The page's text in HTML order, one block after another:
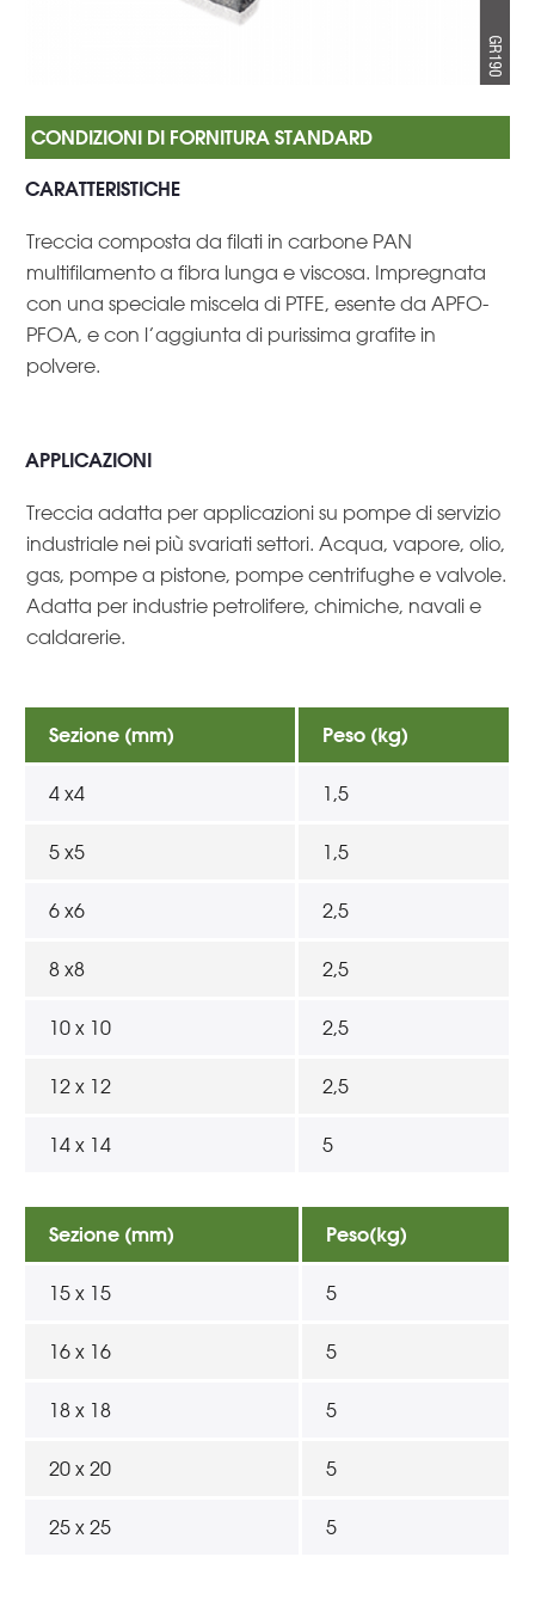
CARATTERISTICHE
Treccia composta da filati in carbone PAN
multifilamento a fibra lunga e viscosa. Impregnata
con una speciale miscela di PTFE, esente da APFO-
PFOA, e con l’aggiunta di purissima grafite in
polvere.
APPLICAZIONI
Treccia adatta per applicazioni su pompe di servizio
industriale nei più svariati settori. Acqua, vapore, olio,
gas, pompe a pistone, pompe centrifughe e valvole.
Adatta per industrie petrolifere, chimiche, navali e
caldarerie.
Sezione (mm) Peso (kg)
4 x4 1,5
5 x5 1,5
6 x6 2,5
8 x8 2,5
10 x 10 2,5
12 x 12 2,5
14 x 14 5
Sezione (mm) Peso(kg)
15 x 15 5
16 x 16 5
18 x 18 5
20 x 20 5
25 x 25 5